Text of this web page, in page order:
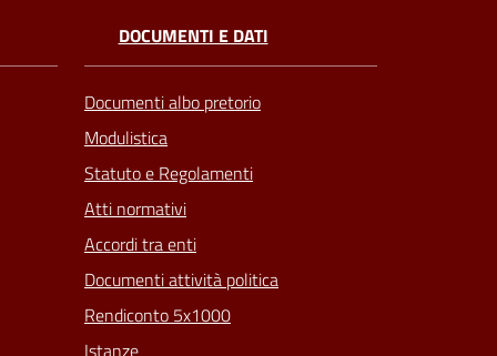
DOCUMENTI E DATI
Documenti albo pretorio
Modulistica
Statuto e Regolamenti
Atti normativi
Accordi tra enti
Documenti attività politica
Rendiconto 5x1000